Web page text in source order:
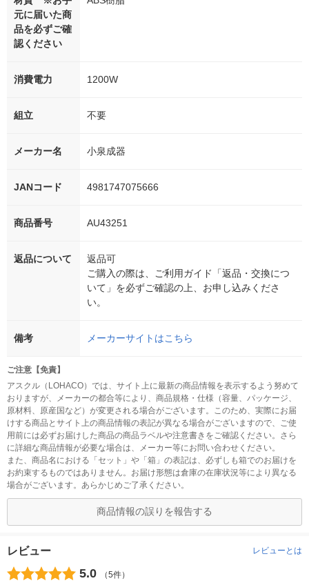
元に届いた商
品を必ずご確
認ください
消費電力 1200W
組立 不要
メーカー名 小泉成器
JANコード 4981747075666
商品番号 AU43251
返品について
返品可
ご購入の際は、ご利用ガイド「返品・交換につ
いて」を必ずご確認の上、お申し込みくださ
い。
備考 メーカーサイトはこちら
ご注意【免責】
アスクル（LOHACO）では、サイト上に最新の商品情報を表示するよう努めて
おりますが、メーカーの都合等により、商品規格・仕様（容量、パッケージ、
原材料、原産国など）が変更される場合がございます。このため、実際にお届
けする商品とサイト上の商品情報の表記が異なる場合がございますので、ご使
用前には必ずお届けした商品の商品ラベルや注意書きをご確認ください。さら
に詳細な商品情報が必要な場合は、メーカー等にお問い合わせください。
また、商品名における「セット」や「箱」の表記は、必ずしも箱でのお届けを
お約束するものではありません。お届け形態は倉庫の在庫状況等により異なる
場合がございます。あらかじめご了承ください。
商品情報の誤りを報告する
レビュー レビューとは
5.0 （5件）